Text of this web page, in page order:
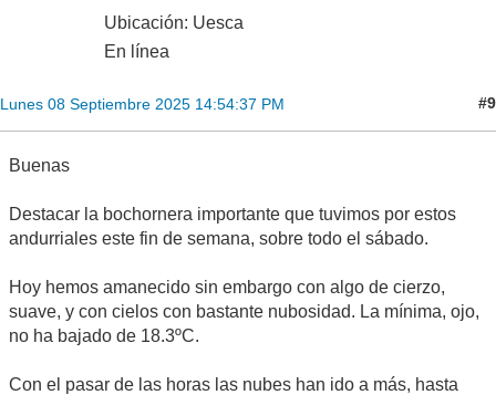
Ubicación: Uesca
En línea
Lunes 08 Septiembre 2025 14:54:37 PM #9
Buenas
Destacar la bochornera importante que tuvimos por estos
andurriales este fin de semana, sobre todo el sábado.
Hoy hemos amanecido sin embargo con algo de cierzo,
suave, y con cielos con bastante nubosidad. La mínima, ojo,
no ha bajado de 18.3ºC.
Con el pasar de las horas las nubes han ido a más, hasta